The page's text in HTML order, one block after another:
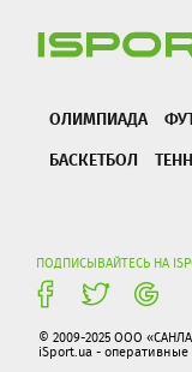
ОЛИМПИАДА
БАСКЕТБОЛ
ПОДПИСЫВАЙТЕСЬ НА
© 2009-2025 ООО
iSport.ua -